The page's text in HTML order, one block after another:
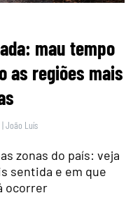
mau tempo
as regiões mais
|João Luís
zonas do país: veja
sentida e em que
ocorrer